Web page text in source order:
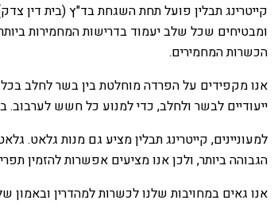
קייטרינג תבלין פועל תחת השגחת בד"ץ (בית דין
ומבטיחים שכל שלב יעמוד בדרישות המחמירות
הכשרות המחמירים.
אנו מקפידים על הפרדה מוחלטת בין בשר לחלב
ייעודיים לבשר ולחלב, כדי למנוע כל חשש
למעוניינים, קייטרינג תבלין מציע גם מנות
הגבוהה ביותר, ולכן אנו מציעים אפשרות להזמין
אנו גאים במחויבות שלנו לכשרות למהדרין ובאמון